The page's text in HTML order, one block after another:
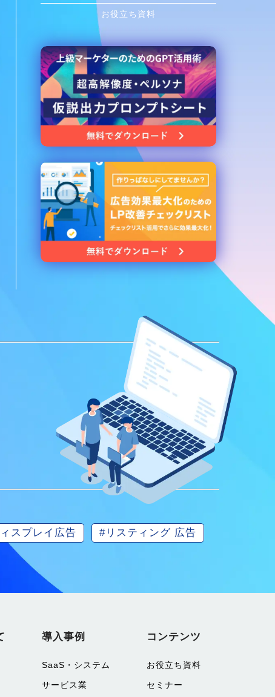
お役立ち資料
スプレイ広告 #リスティング 広告
導入事例
SaaS・システム
サービス業
コンテンツ
お役立ち資料
セミナー